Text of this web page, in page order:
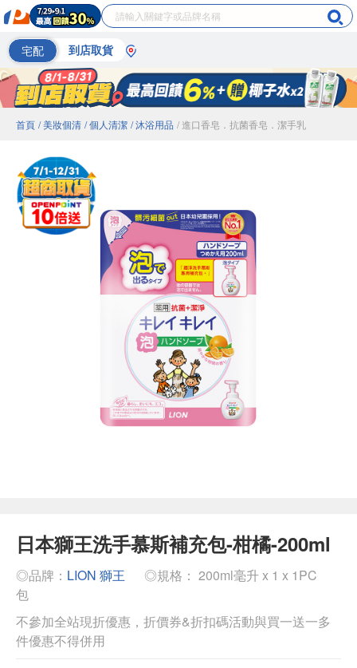
宅配 到店取貨
首頁 / 美妝個清 / 個人清潔 / 沐浴用品 / 進口香皂．抗菌香皂．潔手乳
日本獅王洗手慕斯補充包-柑橘-200ml
◎品牌： LION 獅王
◎規格： 200ml毫升 x 1 x 1PC
包
不參加全站現折優惠，折價券&折扣碼活動與買一送一多
件優惠不得併用